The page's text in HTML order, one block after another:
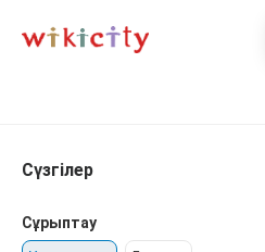
Сүзгілер
Сұрыптау